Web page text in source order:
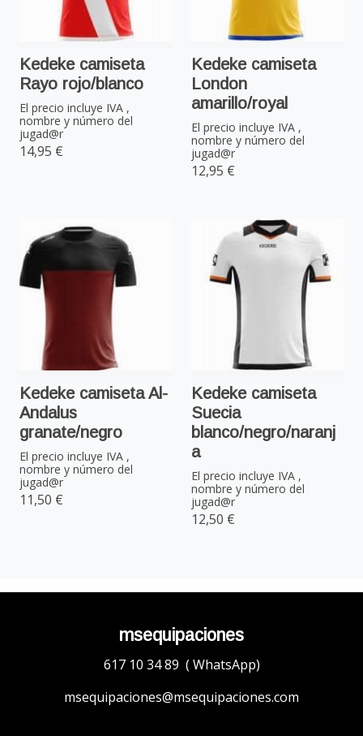
Kedeke camiseta
Rayo rojo/blanco
El precio incluye IVA ,
nombre y número del
jugad@r
14,95 €
Kedeke camiseta
London
amarillo/royal
El precio incluye IVA ,
nombre y número del
jugad@r
12,95 €
Kedeke camiseta Al-
Andalus
granate/negro
El precio incluye IVA ,
nombre y número del
jugad@r
11,50 €
Kedeke camiseta
Suecia
blanco/negro/naranj
a
El precio incluye IVA ,
nombre y número del
jugad@r
12,50 €
msequipaciones
617 10 34 89 ( WhatsApp)
msequipaciones@msequipaciones.com